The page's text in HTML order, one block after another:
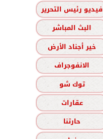
فيديو رئيس التحرير
البث المباشر
خير أجناد الأرض
الانفوجراف
توك شو
عقارات
حارتنا